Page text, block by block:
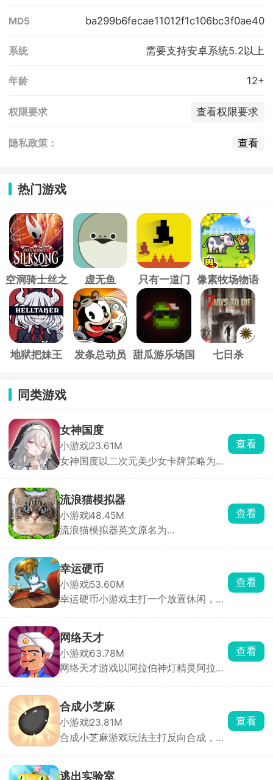
MD5 ba299b6fecae11012f1c106bc3f0ae40
系统 需要支持安卓系统5.2以上
年龄 12+
权限要求 查看权限要求
隐私政策： 查看
热门游戏
空洞骑士丝之
歌
虚无鱼 只有一道门 像素牧场物语
地狱把妹王 发条总动员
甜瓜游乐场国
七日杀
同类游戏
女神国度
小游戏23.61M
女神国度以二次元美少女卡牌策略为主
女，她们外貌各异、技能定位不同，可
自由搭配阵容释放全力。游戏主打放置
闯关自动战斗，支持跳过战斗与离线挂
机，解放双手轻松养成。
查看
流浪猫模拟器
小游戏48.45M
流浪猫模拟器英文原名为
只渺小的流浪猫咪，置身于繁华却又危
机四伏的城市之中，体验颠沛流离、步
步惊心的流浪生活。
查看
幸运硬币
小游戏53.60M
幸运硬币小游戏主打一个放置休闲，操
一面才可获得相应的资源。用获取的资
源购买各种各样的道具来翻取硬币，以
此循环，收益越来越多。
查看
网络天才
小游戏63.78M
网络天才游戏以阿拉伯神灯精灵阿拉丁
中所想。完成任务可以让阿拉丁完成你
所许的愿望，如若你战胜了灯神，还能
获得神秘奖励哟。
查看
合成小芝麻
小游戏23.81M
合成小芝麻游戏玩法主打反向合成，其
可以在一局里玩很久。通过滑动屏幕操
查看
逃出实验室